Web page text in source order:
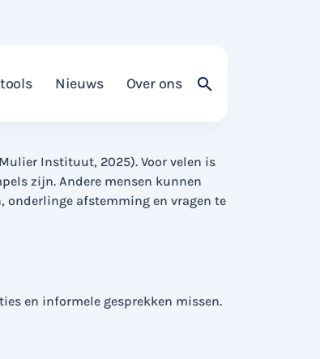
Nieuws Over ons
vaak. Hier vind je cijfers en
Instituut, 2025). Voor velen is
zijn. Andere mensen kunnen
onderlinge afstemming en vragen te
en informele gesprekken missen.